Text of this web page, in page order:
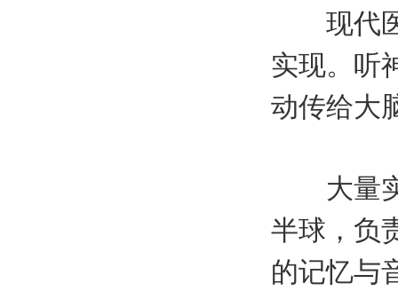
现代医
实现。听
动传给大
大量实
半球，负
的记忆与